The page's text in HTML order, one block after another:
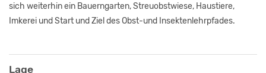
sich weiterhin ein Bauerngarten, Streuobstwiese, Haustiere,
Imkerei und Start und Ziel des Obst-und Insektenlehrpfades.
Lage